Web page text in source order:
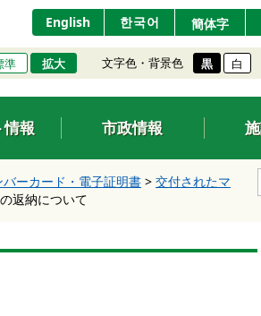
English 한국어 簡体字
準 拡大 文字色・背景色 黒 白
情報 市政情報
バーカード・電子証明書 > 交付されたマ
返納について